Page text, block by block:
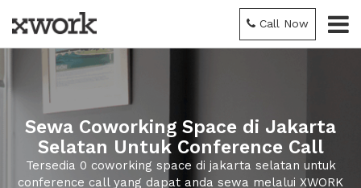
Call Now
Sewa Coworking Space di Jakarta
Selatan Untuk Conference Call
Tersedia 0 coworking space di jakarta selatan untuk
conference call yang dapat anda sewa melalui XWORK